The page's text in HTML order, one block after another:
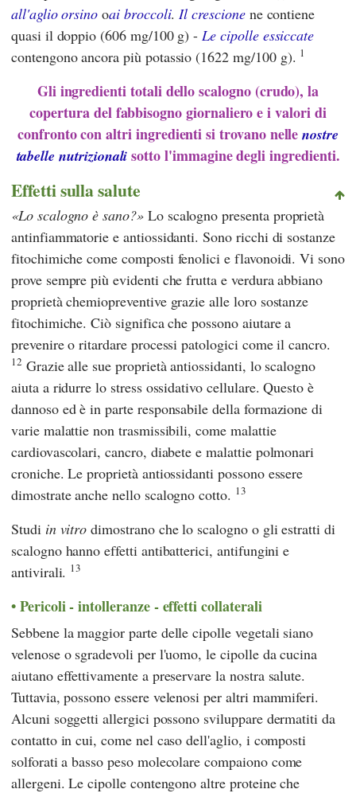
all'aglio orsino oai broccoli.Il crescionene contiene
quasi il doppio (606 mg/100 g) -Le cipolle essiccate
contengono ancora più potassio (1622 mg/100 g). 1
Gli ingredienti totali dello scalogno (crudo), la
copertura del fabbisogno giornaliero e i valori di
confronto con altri ingredienti si trovano nellenostre
tabelle nutrizionali sotto l'immagine degli ingredienti.
Effetti sulla salute
Lo scalogno è sano? Lo scalogno presenta proprietà
antinfiammatorie e antiossidanti. Sono ricchi di sostanze
fitochimiche come composti fenolici e flavonoidi. Vi sono
prove sempre più evidenti che frutta e verdura abbiano
proprietà chemiopreventive grazie alle loro sostanze
fitochimiche. Ciò significa che possono aiutare a
prevenire o ritardare processi patologici come il cancro.
12 Grazie alle sue proprietà antiossidanti, lo scalogno
aiuta a ridurre lo stress ossidativo cellulare. Questo è
dannoso ed è in parte responsabile della formazione di
varie malattie non trasmissibili, come malattie
cardiovascolari, cancro, diabete e malattie polmonari
croniche. Le proprietà antiossidanti possono essere
dimostrate anche nello scalogno cotto. 13
Studi in vitro dimostrano che lo scalogno o gli estratti di
scalogno hanno effetti antibatterici, antifungini e
antivirali. 13
Pericoli - intolleranze - effetti collaterali
Sebbene la maggior parte delle cipolle vegetali siano
velenose o sgradevoli per l'uomo, le cipolle da cucina
aiutano effettivamente a preservare la nostra salute.
Tuttavia, possono essere velenosi per altri mammiferi.
Alcuni soggetti allergici possono sviluppare dermatiti da
contatto in cui, come nel caso dell'aglio, i composti
solforati a basso peso molecolare compaiono come
allergeni. Le cipolle contengono altre proteine che